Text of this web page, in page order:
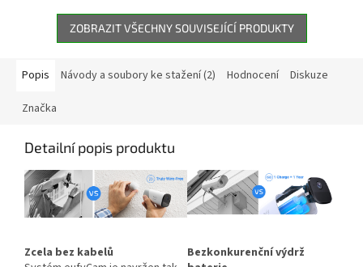
ZOBRAZIT VŠECHNY SOUVISEJÍCÍ PRODUKTY
Popis Návody a soubory ke stažení (2) Hodnocení Diskuze
Značka
Detailní popis produktu
Zcela bez kabelů
Bezkonkurenční výdrž